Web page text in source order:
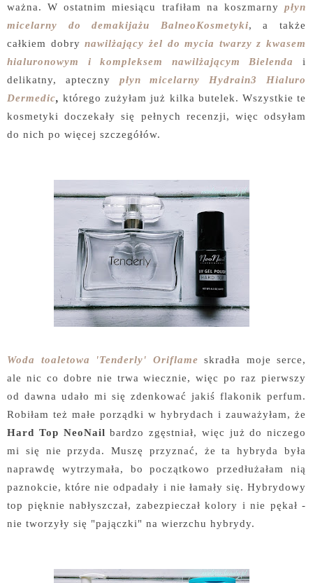
ważna. W ostatnim miesiącu trafiłam na koszmarny płyn
micelarny do demakijażu BalneoKosmetyki, a także
całkiem dobrynawilżający żel do mycia twarzy z kwasem
hialuronowym i kompleksem nawilżającym Bielenda
i
delikatny, apteczny płyn micelarny Hydrain3 Hialuro
Dermedic,którego zużyłam już kilka butelek. Wszystkie te
kosmetyki doczekały się pełnych recenzji, więc odsyłam
do nich po więcej szczegółów.
Woda toaletowa 'Tenderly' Oriflame skradła moje serce,
ale nic co dobre nie trwa wiecznie, więc po raz pierwszy
od dawna udało mi się zdenkować jakiś flakonik perfum.
Robiłam też małe porządki w hybrydach i zauważyłam, że
Hard Top NeoNail bardzo zgęstniał, więc już do niczego
mi się nie przyda. Muszę przyznać, że ta hybryda była
naprawdę wytrzymała, bo początkowo przedłużałam nią
paznokcie, które nie odpadały i nie łamały się. Hybrydowy
top pięknie nabłyszczał, zabezpieczał kolory i nie pękał -
nie tworzyły się "pajączki" na wierzchu hybrydy.